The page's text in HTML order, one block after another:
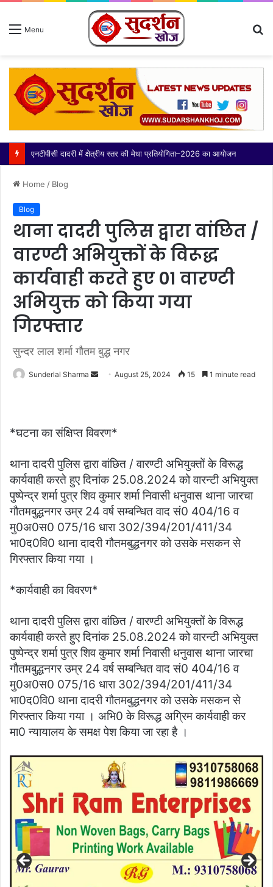
Menu
एनटीपीसी दादरी में क्षेत्रीय स्तर की मेधा प्रतियोगिता–2026 का आयोजन
Home / Blog
Blog
थाना दादरी पुलिस द्वारा वांछित /
वारण्टी अभियुक्तों के विरूद्ध
कार्यवाही करते हुए 01 वारण्टी
अभियुक्त को किया गया
गिरफ्तार
सुन्दर लाल शर्मा गौतम बुद्ध नगर
Sunderlal Sharma
SendAugust 25, 2024 15 1 minute read
*घटना का संक्षिप्त विवरण*
थाना दादरी पुलिस द्वारा वांछित / वारण्टी अभियुक्तों के विरूद्ध
कार्यवाही करते हुए दिनांक 25.08.2024 को वारन्टी अभियुक्त
पुष्पेन्द्र शर्मा पुत्र शिव कुमार शर्मा निवासी धनुवास थाना जारचा
गौतमबुद्धनगर उम्र 24 वर्ष सम्बन्धित वाद सं0 404/16 व
मु0अ0स0 075/16 धारा 302/394/201/411/34
भा0द0वि0 थाना दादरी गौतमबुद्धनगर को उसके मसकन से
गिरफ्तार किया गया ।
*कार्यवाही का विवरण*
थाना दादरी पुलिस द्वारा वांछित / वारण्टी अभियुक्तों के विरूद्ध
कार्यवाही करते हुए दिनांक 25.08.2024 को वारन्टी अभियुक्त
पुष्पेन्द्र शर्मा पुत्र शिव कुमार शर्मा निवासी धनुवास थाना जारचा
गौतमबुद्धनगर उम्र 24 वर्ष सम्बन्धित वाद सं0 404/16 व
मु0अ0स0 075/16 धारा 302/394/201/411/34
भा0द0वि0 थाना दादरी गौतमबुद्धनगर को उसके मसकन से
गिरफ्तार किया गया । अभि0 के विरूद्ध अग्रिम कार्यवाही कर
मा0 न्यायालय के समक्ष पेश किया जा रहा है ।